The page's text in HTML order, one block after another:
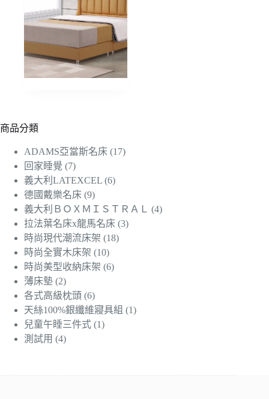
商品分類
ADAMS亞當斯名床 (17)
回家睡覺 (7)
義大利LATEXCEL (6)
德國戴樂名床 (9)
義大利ＢＯＸＭＩＳＴＲＡＬ (4)
拉法葉名床x龍馬名床 (3)
時尚現代潮流床架 (18)
時尚全實木床架 (10)
時尚美型收納床架 (6)
薄床墊 (2)
各式高級枕頭 (6)
天絲100%銀纖維寢具組 (1)
兒童午睡三件式 (1)
測試用 (4)